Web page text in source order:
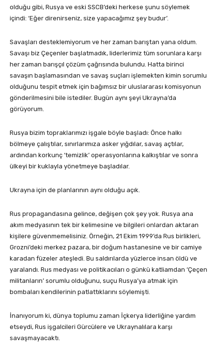
olduğu gibi, Rusya ve eski SSCB’deki herkese şunu söylemek
içindi: ‘Eğer direnirseniz, size yapacağımız şey budur’.
Savaşları desteklemiyorum ve her zaman barıştan yana oldum.
Savaşı biz Çeçenler başlatmadık, liderlerimiz tüm sorunlara karşı
her zaman barışçıl çözüm çağrısında bulundu. Hatta birinci
savaşın başlamasından ve savaş suçları işlemekten kimin sorumlu
olduğunu tespit etmek için bağımsız bir uluslararası komisyonun
gönderilmesini bile istediler. Bugün aynı şeyi Ukrayna’da
görüyorum.
Rusya bizim topraklarımızı işgale böyle başladı: Önce halkı
bölmeye çalıştılar, sınırlarımıza asker yığdılar, savaş açtılar,
ardından korkunç ‘temizlik’ operasyonlarına kalkıştılar ve sonra
ülkeyi bir kuklayla yönetmeye başladılar.
Ukrayna için de planlarının aynı olduğu açık.
Rus propagandasına gelince, değişen çok şey yok. Rusya ana
akım medyasının tek bir kelimesine ve bilgileri onlardan aktaran
kişilere güvenmemelisiniz. Örneğin, 21 Ekim 1999’da Rus birlikleri,
Grozni’deki merkez pazara, bir doğum hastanesine ve bir camiye
karadan füzeler ateşledi. Bu saldırılarda yüzlerce insan öldü ve
yaralandı. Rus medyası ve politikacıları o günkü katliamdan ‘Çeçen
militanların’ sorumlu olduğunu, suçu Rusya’ya atmak için
bombaları kendilerinin patlattıklarını söylemişti.
İnanıyorum ki, dünya toplumu zaman İçkerya liderliğine yardım
etseydi, Rus işgalcileri Gürcülere ve Ukraynalılara karşı
savaşmayacaktı.